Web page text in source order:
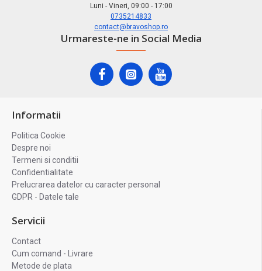
Luni - Vineri, 09:00 - 17:00
0735214833
contact@bravoshop.ro
Urmareste-ne in Social Media
Informatii
Politica Cookie
Despre noi
Termeni si conditii
Confidentialitate
Prelucrarea datelor cu caracter personal
GDPR - Datele tale
Servicii
Contact
Cum comand - Livrare
Metode de plata